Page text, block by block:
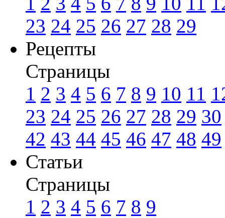
23 24 25 26 27 28 29
Рецепты
Страницы
1 2 3 4 5 6 7 8 9 10 11
23 24 25 26 27 28 29 30
42 43 44 45 46 47 48 49
Статьи
Страницы
1 2 3 4 5 6 7 8 9